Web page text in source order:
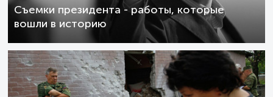
Съемки президента - работы, которые
вошли в историю